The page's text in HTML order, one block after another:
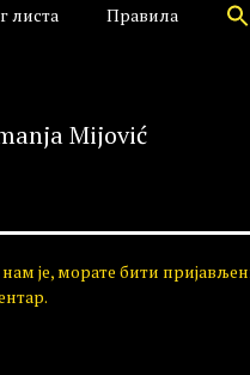
листа Правила
Mijović
је, морате бити